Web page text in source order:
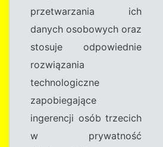
przetwarzania ich
danych osobowych oraz
stosuje odpowiednie
rozwiązania
technologiczne
zapobiegające
ingerencji osób trzecich
w prywatność